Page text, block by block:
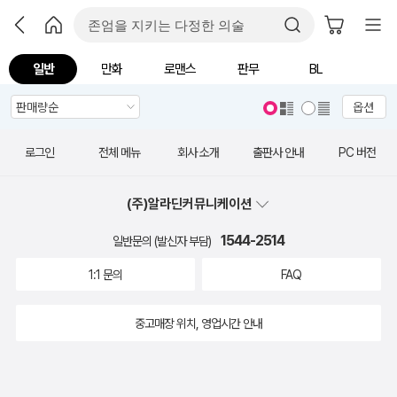
일반 만화 로맨스 판무 BL
옵션
로그인 전체 메뉴 회사 소개 출판사 안내 PC 버전
(주)알라딘커뮤니케이션
일반문의 (발신자 부담) 1544-2514
1:1 문의 FAQ
중고매장 위치, 영업시간 안내